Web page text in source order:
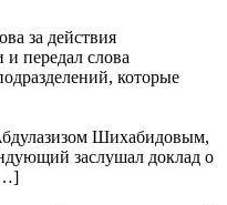
за действия
передал слова
которые
Шихабидовым,
заслушал доклад о